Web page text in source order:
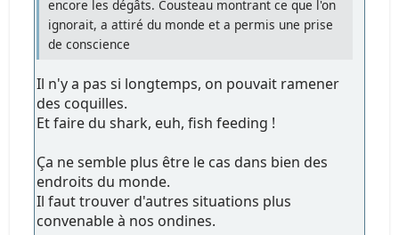
encore les dégâts. Cousteau montrant ce que l'on
ignorait, a attiré du monde et a permis une prise
de conscience
Il n'y a pas si longtemps, on pouvait ramener
des coquilles.
Et faire du shark, euh, fish feeding !
Ça ne semble plus être le cas dans bien des
endroits du monde.
Il faut trouver d'autres situations plus
convenable à nos ondines.